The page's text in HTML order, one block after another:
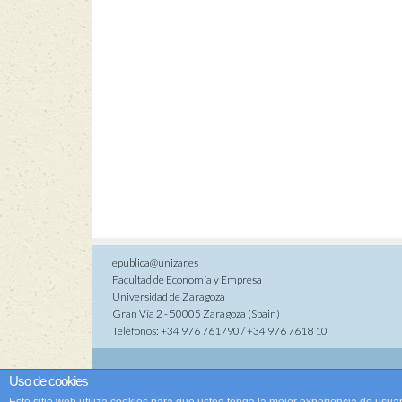
epublica@unizar.es
Facultad de Economía y Empresa
Universidad de Zaragoza
Gran Vía 2 - 50005 Zaragoza (Spain)
Teléfonos: +34 976 761790 / +34 976 7618 10
Uso de cookies